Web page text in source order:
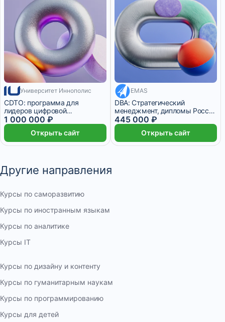
4 месяца
Университет Иннополис
CDTO: программа для
лидеров цифровой
трансформации
1 000 000 ₽
Открыть сайт
37 083 ₽/мес
EMAS
DBA: Стратегический
менеджмент, дипломы России
и Швейцарии
445 000 ₽
Открыть сайт
Другие направления
Курсы по саморазвитию
Курсы по иностранным языкам
Курсы по аналитике
Курсы IT
Курсы по дизайну и контенту
Курсы по гуманитарным наукам
Курсы по программированию
Курсы для детей